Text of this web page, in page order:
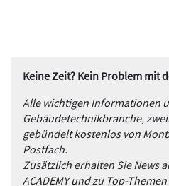
Keine Zeit? Kein Problem mit
Alle wichtigen Informationen
Gebäudetechnikbranche,
gebündelt kostenlos von
Postfach.
Zusätzlich erhalten Sie News
ACADEMY und zu Top-